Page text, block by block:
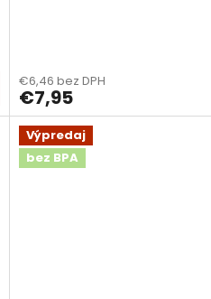
€6,46 bez DPH
€7,95
Výpredaj
bez BPA